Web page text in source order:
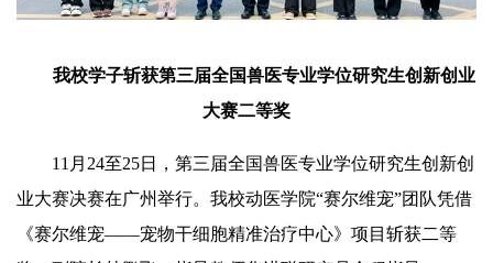
我校学子斩获第三届全国兽医专业学位研究生创新创业
大赛二等奖
11月24至25日，第三届全国兽医专业学位研究生创新创
业大赛决赛在广州举行。我校动医学院“赛尔维宠”团队凭借
《赛尔维宠——宠物干细胞精准治疗中心》项目斩获二等